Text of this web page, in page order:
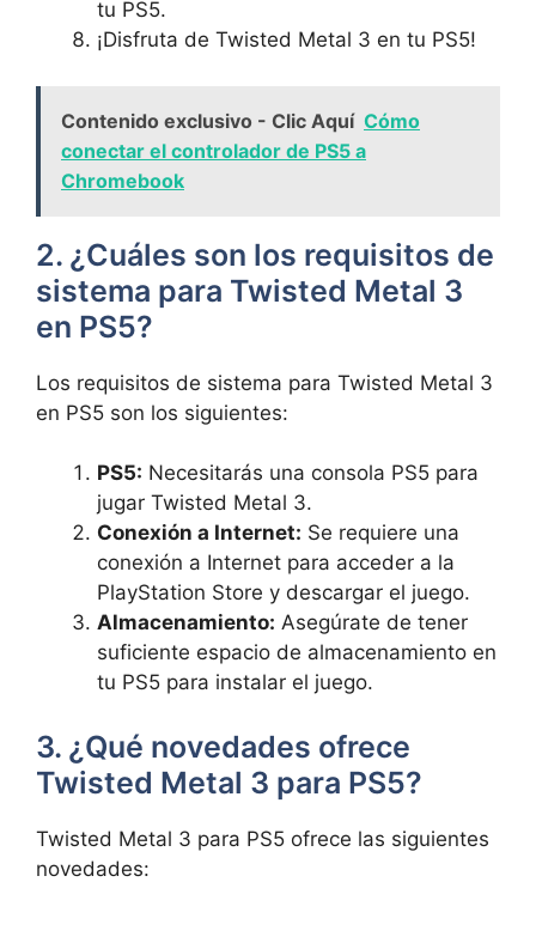
tu PS5.
¡Disfruta de Twisted Metal 3 en tu PS5!
Contenido exclusivo - Clic Aquí Cómo
conectar el controlador de PS5 a
Chromebook
2. ¿Cuáles son los requisitos de
sistema para Twisted Metal 3
en PS5?
Los requisitos de sistema para Twisted Metal 3
en PS5 son los siguientes:
PS5: Necesitarás una consola PS5 para
jugar Twisted Metal 3.
Conexión a Internet: Se requiere una
conexión a Internet para acceder a la
PlayStation Store y descargar el juego.
Almacenamiento: Asegúrate de tener
suficiente espacio de almacenamiento en
tu PS5 para instalar el juego.
3. ¿Qué novedades ofrece
Twisted Metal 3 para PS5?
Twisted Metal 3 para PS5 ofrece las siguientes
novedades: